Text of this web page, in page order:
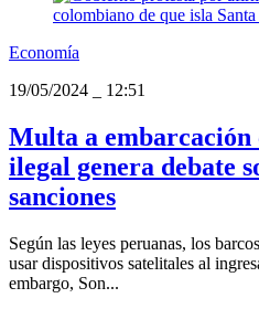
Economía
19/05/2024
12:51
Multa a embarcación
ilegal genera debate
sanciones
Según las leyes peruanas, los
usar dispositivos satelitales al
embargo, Son...